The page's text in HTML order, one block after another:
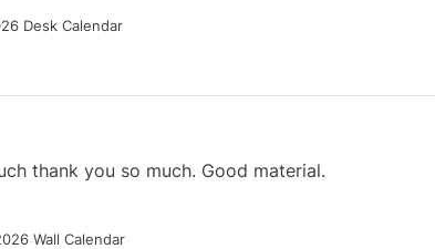
Desk Calendar
thank you so much. Good material.
Wall Calendar